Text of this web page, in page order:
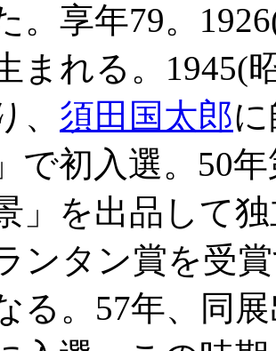
。享年79。
まれる。1945(
、 須田国太郎
で初入選。50
」を出品して
ンタン賞を受
る。57年、同